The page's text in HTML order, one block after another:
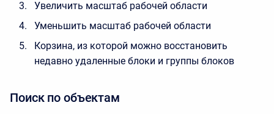
Увеличить масштаб рабочей области
Уменьшить масштаб рабочей области
Корзина, из которой можно восстановить
недавно удаленные блоки и группы блоков
Поиск по объектам